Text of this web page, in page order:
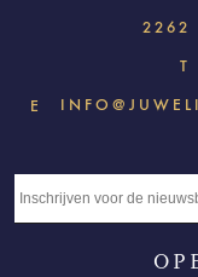
2262
T
E